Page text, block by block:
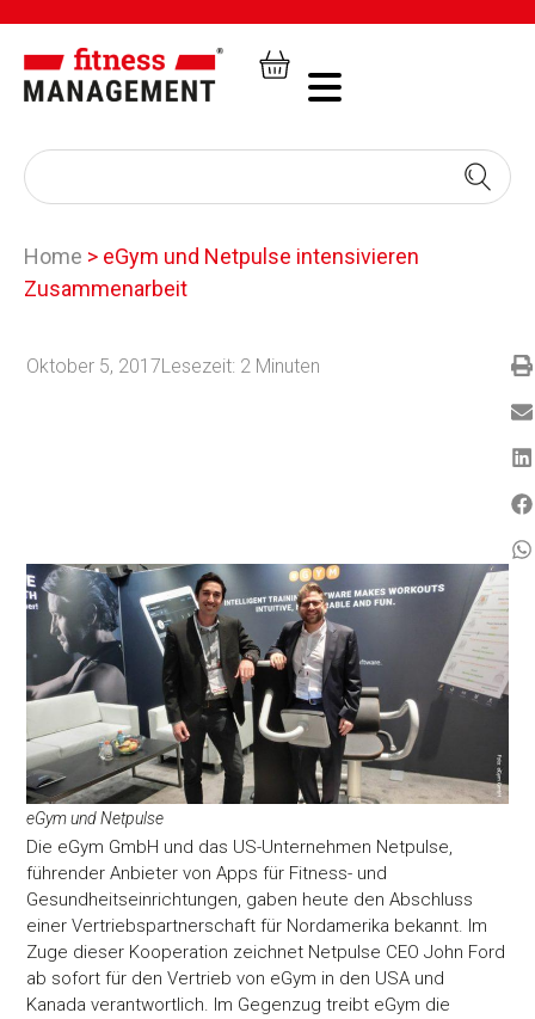
Home > eGym und Netpulse intensivieren
Zusammenarbeit
Oktober 5, 2017Lesezeit: 2 Minuten
eGym und Netpulse
Die eGym GmbH und das US-Unternehmen Netpulse,
führender Anbieter von Apps für Fitness- und
Gesundheitseinrichtungen, gaben heute den Abschluss
einer Vertriebspartnerschaft für Nordamerika bekannt. Im
Zuge dieser Kooperation zeichnet Netpulse CEO John Ford
ab sofort für den Vertrieb von eGym in den USA und
Kanada verantwortlich. Im Gegenzug treibt eGym die